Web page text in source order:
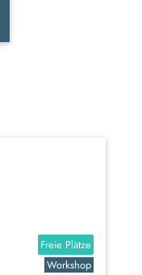
Freie Plätze
Workshop